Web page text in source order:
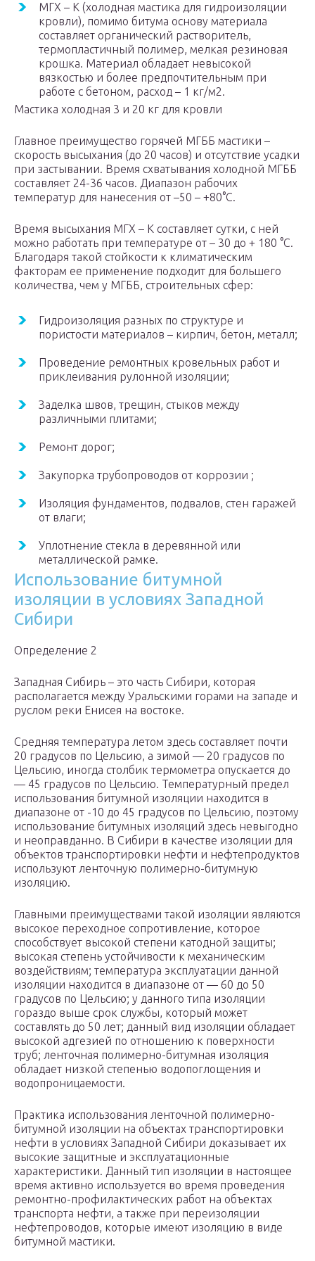
МГХ – К (холодная мастика для гидроизоляции
кровли), помимо битума основу материала
составляет органический растворитель,
термопластичный полимер, мелкая резиновая
крошка. Материал обладает невысокой
вязкостью и более предпочтительным при
работе с бетоном, расход – 1 кг/м2.
Мастика холодная 3 и 20 кг для кровли
Главное преимущество горячей МГББ мастики –
скорость высыхания (до 20 часов) и отсутствие усадки
при застывании. Время схватывания холодной МГББ
составляет 24-36 часов. Диапазон рабочих
температур для нанесения от –50 – +80°C.
Время высыхания МГХ – К составляет сутки, с ней
можно работать при температуре от – 30 до + 180 °C.
Благодаря такой стойкости к климатическим
факторам ее применение подходит для большего
количества, чем у МГББ, строительных сфер:
Гидроизоляция разных по структуре и
пористости материалов – кирпич, бетон, металл;
Проведение ремонтных кровельных работ и
приклеивания рулонной изоляции;
Заделка швов, трещин, стыков между
различными плитами;
Ремонт дорог;
Закупорка трубопроводов от коррозии ;
Изоляция фундаментов, подвалов, стен гаражей
от влаги;
Уплотнение стекла в деревянной или
металлической рамке.
Использование битумной
изоляции в условиях Западной
Сибири
Определение 2
Западная Сибирь – это часть Сибири, которая
располагается между Уральскими горами на западе и
руслом реки Енисея на востоке.
Средняя температура летом здесь составляет почти
20 градусов по Цельсию, а зимой — 20 градусов по
Цельсию, иногда столбик термометра опускается до
— 45 градусов по Цельсию. Температурный предел
использования битумной изоляции находится в
диапазоне от -10 до 45 градусов по Цельсию, поэтому
использование битумных изоляций здесь невыгодно
и неоправданно. В Сибири в качестве изоляции для
объектов транспортировки нефти и нефтепродуктов
используют ленточную полимерно-битумную
изоляцию.
Главными преимуществами такой изоляции являются
высокое переходное сопротивление, которое
способствует высокой степени катодной защиты;
высокая степень устойчивости к механическим
воздействиям; температура эксплуатации данной
изоляции находится в диапазоне от — 60 до 50
градусов по Цельсию; у данного типа изоляции
гораздо выше срок службы, который может
составлять до 50 лет; данный вид изоляции обладает
высокой адгезией по отношению к поверхности
труб; ленточная полимерно-битумная изоляция
обладает низкой степенью водопоглощения и
водопроницаемости.
Практика использования ленточной полимерно-
битумной изоляции на объектах транспортировки
нефти в условиях Западной Сибири доказывает их
высокие защитные и эксплуатационные
характеристики. Данный тип изоляции в настоящее
время активно используется во время проведения
ремонтно-профилактических работ на объектах
транспорта нефти, а также при переизоляции
нефтепроводов, которые имеют изоляцию в виде
битумной мастики.